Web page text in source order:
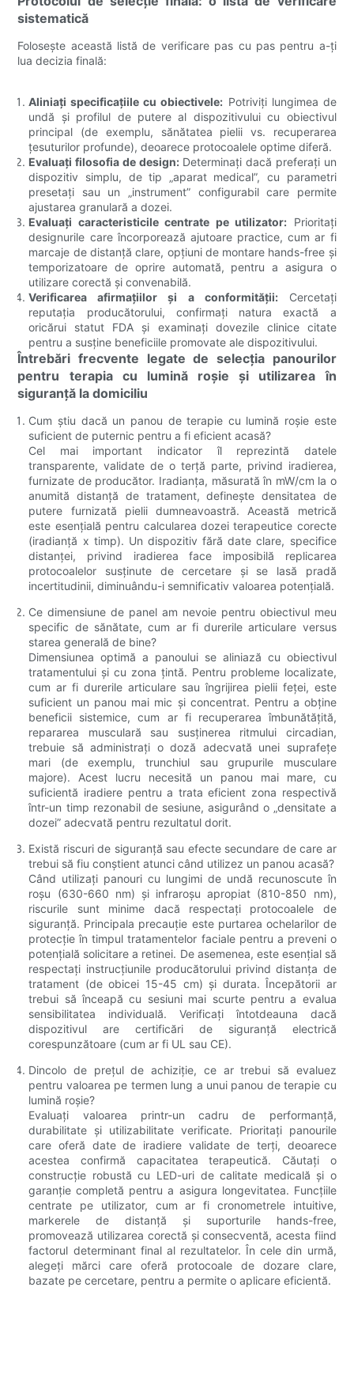
sistematică
Folosește această listă de verificare pas cu pas pentru a-ți
lua decizia finală:
Aliniați specificațiile cu obiectivele: Potriviți lungimea de
undă și profilul de putere al dispozitivului cu obiectivul
principal (de exemplu, sănătatea pielii vs. recuperarea
țesuturilor profunde), deoarece protocoalele optime diferă.
Evaluați filosofia de design:Determinați dacă preferați un
dispozitiv simplu, de tip „aparat medical”, cu parametri
presetați sau un „instrument” configurabil care permite
ajustarea granulară a dozei.
Evaluați caracteristicile centrate pe utilizator: Prioritați
designurile care încorporează ajutoare practice, cum ar fi
marcaje de distanță clare, opțiuni de montare hands-free și
temporizatoare de oprire automată, pentru a asigura o
utilizare corectă și convenabilă.
Verificarea afirmațiilor și a conformității:Cercetați
reputația producătorului, confirmați natura exactă a
oricărui statut FDA și examinați dovezile clinice citate
pentru a susține beneficiile promovate ale dispozitivului.
Întrebări frecvente legate de selecția panourilor
pentru terapia cu lumină roșie și utilizarea în
siguranță la domiciliu
Cum știu dacă un panou de terapie cu lumină roșie este
suficient de puternic pentru a fi eficient acasă?
Cel mai important indicator îl reprezintă datele
transparente, validate de o terță parte, privind iradierea,
furnizate de producător. Iradianța, măsurată în mW/cm la o
anumită distanță de tratament, definește densitatea de
putere furnizată pielii dumneavoastră. Această metrică
este esențială pentru calcularea dozei terapeutice corecte
(iradianță x timp). Un dispozitiv fără date clare, specifice
distanței, privind iradierea face imposibilă replicarea
protocoalelor susținute de cercetare și se lasă pradă
incertitudinii, diminuându-i semnificativ valoarea potențială.
Ce dimensiune de panel am nevoie pentru obiectivul meu
specific de sănătate, cum ar fi durerile articulare versus
starea generală de bine?
Dimensiunea optimă a panoului se aliniază cu obiectivul
tratamentului și cu zona țintă. Pentru probleme localizate,
cum ar fi durerile articulare sau îngrijirea pielii feței, este
suficient un panou mai mic și concentrat. Pentru a obține
beneficii sistemice, cum ar fi recuperarea îmbunătățită,
repararea musculară sau susținerea ritmului circadian,
trebuie să administrați o doză adecvată unei suprafețe
mari (de exemplu, trunchiul sau grupurile musculare
majore). Acest lucru necesită un panou mai mare, cu
suficientă iradiere pentru a trata eficient zona respectivă
într-un timp rezonabil de sesiune, asigurând o „densitate a
dozei” adecvată pentru rezultatul dorit.
Există riscuri de siguranță sau efecte secundare de care ar
trebui să fiu conștient atunci când utilizez un panou acasă?
Când utilizați panouri cu lungimi de undă recunoscute în
roșu (630-660 nm) și infraroșu apropiat (810-850 nm),
riscurile sunt minime dacă respectați protocoalele de
siguranță. Principala precauție este purtarea ochelarilor de
protecție în timpul tratamentelor faciale pentru a preveni o
potențială solicitare a retinei. De asemenea, este esențial să
respectați instrucțiunile producătorului privind distanța de
tratament (de obicei 15-45 cm) și durata. Începătorii ar
trebui să înceapă cu sesiuni mai scurte pentru a evalua
sensibilitatea individuală. Verificați întotdeauna dacă
dispozitivul are certificări de siguranță electrică
corespunzătoare (cum ar fi UL sau CE).
Dincolo de prețul de achiziție, ce ar trebui să evaluez
pentru valoarea pe termen lung a unui panou de terapie cu
lumină roșie?
Evaluați valoarea printr-un cadru de performanță,
durabilitate și utilizabilitate verificate. Prioritați panourile
care oferă date de iradiere validate de terți, deoarece
acestea confirmă capacitatea terapeutică. Căutați o
construcție robustă cu LED-uri de calitate medicală și o
garanție completă pentru a asigura longevitatea. Funcțiile
centrate pe utilizator, cum ar fi cronometrele intuitive,
markerele de distanță și suporturile hands-free,
promovează utilizarea corectă și consecventă, acesta fiind
factorul determinant final al rezultatelor. În cele din urmă,
alegeți mărci care oferă protocoale de dozare clare,
bazate pe cercetare, pentru a permite o aplicare eficientă.